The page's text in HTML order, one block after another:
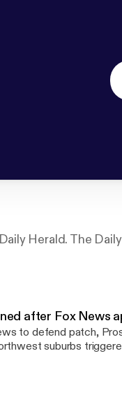
Herald. The
after Fox News
to defend patch,
suburbs